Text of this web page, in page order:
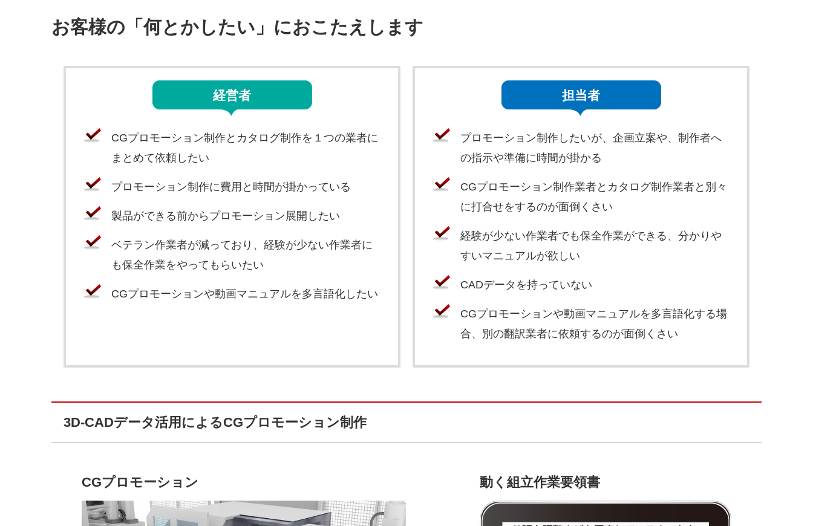
お客様の「何とかしたい」におこたえします
経営者
CGプロモーション制作とカタログ制作を１つの業者に
まとめて依頼したい
プロモーション制作に費用と時間が掛かっている
製品ができる前からプロモーション展開したい
ベテラン作業者が減っており、経験が少ない作業者に
も保全作業をやってもらいたい
CGプロモーションや動画マニュアルを多言語化したい
担当者
プロモーション制作したいが、企画立案や、制作者へ
の指示や準備に時間が掛かる
CGプロモーション制作業者とカタログ制作業者と別々
に打合せをするのが面倒くさい
経験が少ない作業者でも保全作業ができる、分かりや
すいマニュアルが欲しい
CADデータを持っていない
CGプロモーションや動画マニュアルを多言語化する場
合、別の翻訳業者に依頼するのが面倒くさい
3D-CADデータ活用によるCGプロモーション制作
CGプロモーション 動く組立作業要領書